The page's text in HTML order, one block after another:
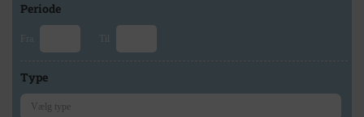
Periode
Fra Til
Type